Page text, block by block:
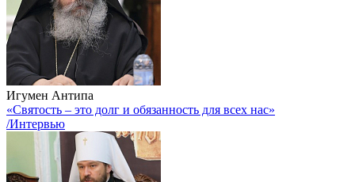
Игумен Антипа
«Святость – это долг и обязанность для всех нас»
/Интервью